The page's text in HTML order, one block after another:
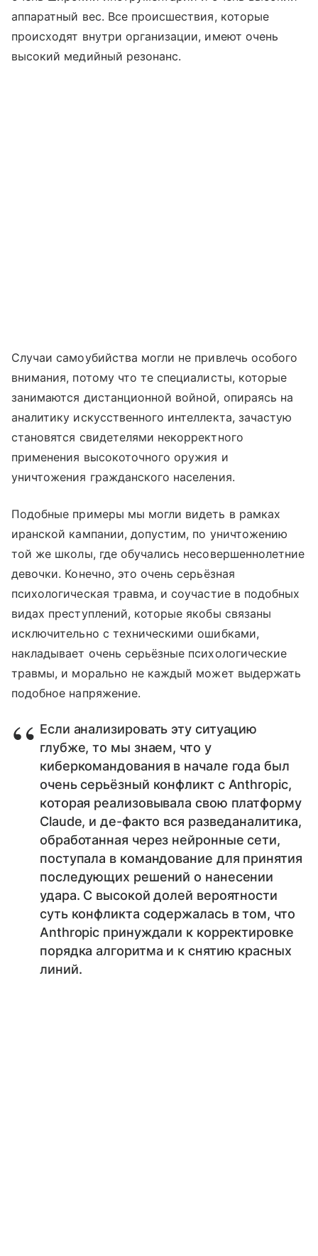
аппаратный вес. Все происшествия, которые
происходят внутри организации, имеют очень
высокий медийный резонанс.
Случаи самоубийства могли не привлечь особого
внимания, потому что те специалисты, которые
занимаются дистанционной войной, опираясь на
аналитику искусственного интеллекта, зачастую
становятся свидетелями некорректного
применения высокоточного оружия и
уничтожения гражданского населения.
Подобные примеры мы могли видеть в рамках
иранской кампании, допустим, по уничтожению
той же школы, где обучались несовершеннолетние
девочки. Конечно, это очень серьёзная
психологическая травма, и соучастие в подобных
видах преступлений, которые якобы связаны
исключительно с техническими ошибками,
накладывает очень серьёзные психологические
травмы, и морально не каждый может выдержать
подобное напряжение.
Если анализировать эту ситуацию
глубже, то мы знаем, что у
киберкомандования в начале года был
очень серьёзный конфликт с Anthropic,
которая реализовывала свою платформу
Claude, и де-факто вся разведаналитика,
обработанная через нейронные сети,
поступала в командование для принятия
последующих решений о нанесении
удара. С высокой долей вероятности
суть конфликта содержалась в том, что
Anthropic принуждали к корректировке
порядка алгоритма и к снятию красных
линий.